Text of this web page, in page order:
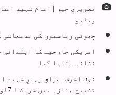
تصویری خبر | امام شہید
ویڈیو
چھوٹی ریاستوں کی بدمعاشی
نشانہ بنایا گیا
نجف اشرف: عراق رہبرِ شہیدِ
تشییع جنازہ میں شریک + 7+ویڈیوز